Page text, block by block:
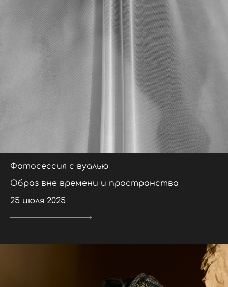
Фотосессия с вуалью
Образ вне времени и пространства
25 июля 2025